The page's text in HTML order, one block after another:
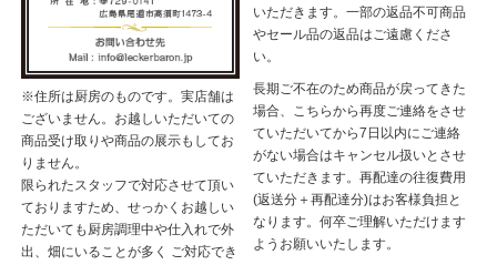
※住所は厨房のものです。実店舗は
ございません。お越しいただいての
商品受け取りや商品の展示もしてお
りません。
限られたスタッフで対応させて頂い
ておりますため、せっかくお越しい
ただいても厨房調理中や仕入れで外
出、畑にいることが多く ご対応でき
いただきます。一部の返品不可商品
やセール品の返品はご遠慮くださ
い。
長期ご不在のため商品が戻ってきた
場合、こちらから再度ご連絡をさせ
ていただいてから7日以内にご連絡
がない場合はキャンセル扱いとさせ
ていただきます。再配達の往復費用
(返送分＋再配達分)はお客様負担と
なります。何卒ご理解いただけます
ようお願いいたします。